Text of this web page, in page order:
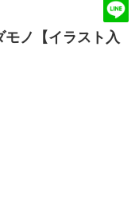
モノ【イラスト入